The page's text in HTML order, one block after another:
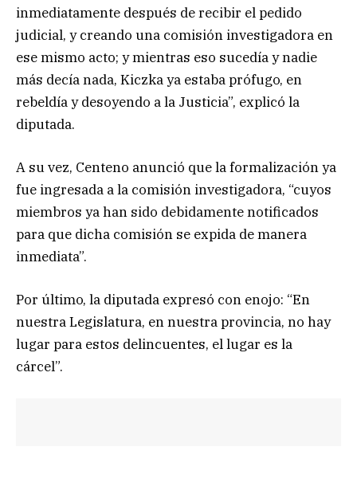
inmediatamente después de recibir el pedido
judicial, y creando una comisión investigadora en
ese mismo acto; y mientras eso sucedía y nadie
más decía nada, Kiczka ya estaba prófugo, en
rebeldía y desoyendo a la Justicia”, explicó la
diputada.
A su vez, Centeno anunció que la formalización ya
fue ingresada a la comisión investigadora, “cuyos
miembros ya han sido debidamente notificados
para que dicha comisión se expida de manera
inmediata”.
Por último, la diputada expresó con enojo: “En
nuestra Legislatura, en nuestra provincia, no hay
lugar para estos delincuentes, el lugar es la
cárcel”.